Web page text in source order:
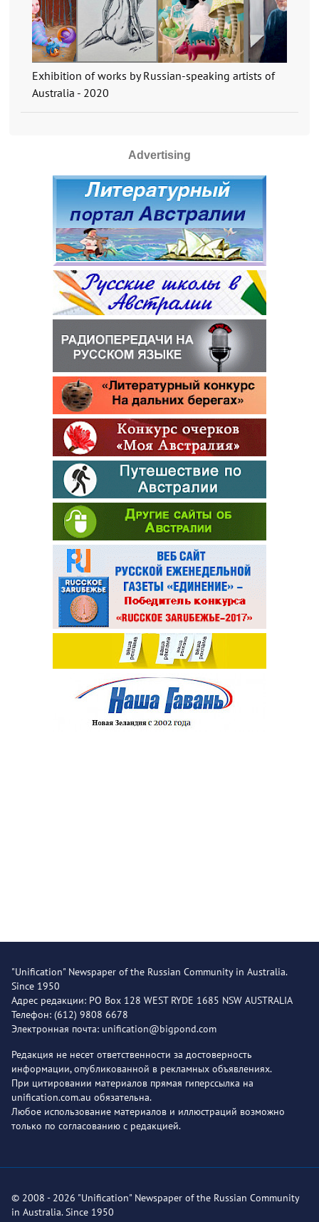
Exhibition of works by Russian-speaking artists of
Australia - 2020
Advertising
"Unification" Newspaper of the Russian Community in Australia.
Since 1950
Адрес редакции: PO Box 128 WEST RYDE 1685 NSW AUSTRALIA
Телефон: (612) 9808 6678
Электронная почта: unification@bigpond.com
Редакция не несет ответственности за достоверность
информации, опубликованной в рекламных объявлениях.
При цитировании материалов прямая гиперссылка на
unification.com.au обязательна.
Любое использование материалов и иллюстраций возможно
только по согласованию с редакцией.
© 2008 - 2026 "Unification" Newspaper of the Russian Community
in Australia. Since 1950